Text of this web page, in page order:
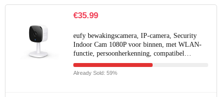
€35.99
eufy bewakingscamera, IP-camera, Security
Indoor Cam 1080P voor binnen, met WLAN-
functie, persoonherkenning, compatibel…
Already Sold: 59%